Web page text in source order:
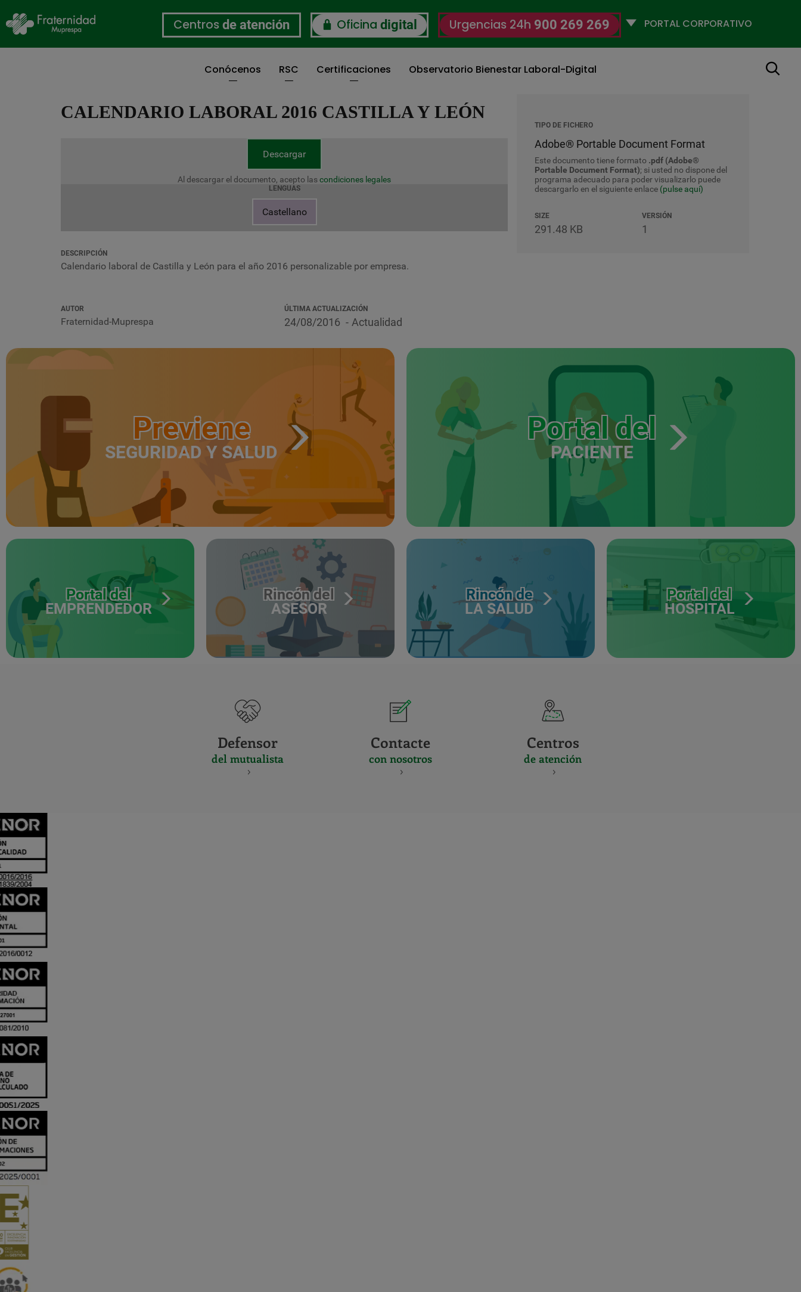
Centros de atención Oficina digital Urgencias 24h 900 269 269
Selecciona
Conócenos RSC Certificaciones Observatorio Bienestar Laboral-Digital Buscar
CALENDARIO LABORAL 2016 CASTILLA Y LEÓN
Descargar
Al descargar el documento, acepto lascondiciones legales
LENGUAS
Castellano
DESCRIPCIÓN
Calendario laboral de Castilla y León para el año 2016 personalizable por empresa.
AUTOR
Fraternidad-Muprespa
ÚLTIMA ACTUALIZACIÓN
24/08/2016 Actualidad
TIPO DE FICHERO
Adobe® Portable Document Format
Este documento tiene formato .pdf (Adobe®
Portable Document Format); si usted no dispone del
programa adecuado para poder visualizarlo puede
descargarlo en el siguiente enlace (pulse aquí)
SIZE
291.48 KB
VERSIÓN
1
Previene
SEGURIDAD Y SALUD
Portal del
PACIENTE
Portal del
EMPRENDEDOR
Rincón del
ASESOR
Rincón de
LA SALUD
Portal del
HOSPITAL
Defensor
del mutualista
Contacte
con nosotros
Centros
de atención